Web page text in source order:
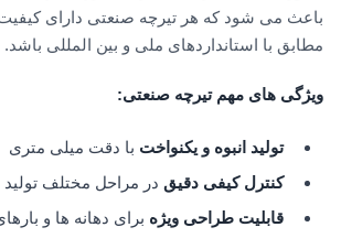
باعث می شود که هر تیرچه صنعتی دارای
مطابق با استانداردهای ملی و بین المللی باشد.
ویژگی های مهم تیرچه صنعتی:
تولید انبوه و یکنواخت با دقت میلی متری
کنترل کیفی دقیق در مراحل مختلف تولید
قابلیت طراحی ویژه برای دهانه ها و